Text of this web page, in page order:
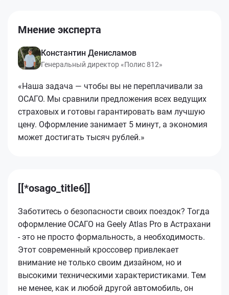
Мнение эксперта
Константин Денисламов
Генеральный директор «Полис 812»
«Наша задача — чтобы вы не переплачивали за
ОСАГО. Мы сравнили предложения всех ведущих
страховых и готовы гарантировать вам лучшую
цену. Оформление занимает 5 минут, а экономия
может достигать тысяч рублей.»
[[*osago_title6]]
Заботитесь о безопасности своих поездок? Тогда
оформление ОСАГО на Geely Atlas Pro в Астрахани
- это не просто формальность, а необходимость.
Этот современный кроссовер привлекает
внимание не только своим дизайном, но и
высокими техническими характеристиками. Тем
не менее, как и любой другой автомобиль, он